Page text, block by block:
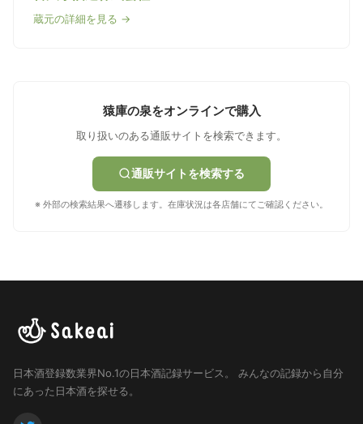
蔵元の詳細を見る →
猿庫の泉をオンラインで購入
取り扱いのある通販サイトを検索できます。
通販サイトを検索する
※ 外部の検索結果へ遷移します。在庫状況は各店舗にてご確認ください。
日本酒登録数業界No.1の日本酒記録サービス。
みんなの記録から自分
にあった日本酒を探せる。